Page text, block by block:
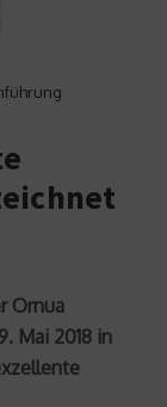
Ornua
Mai 2018 in